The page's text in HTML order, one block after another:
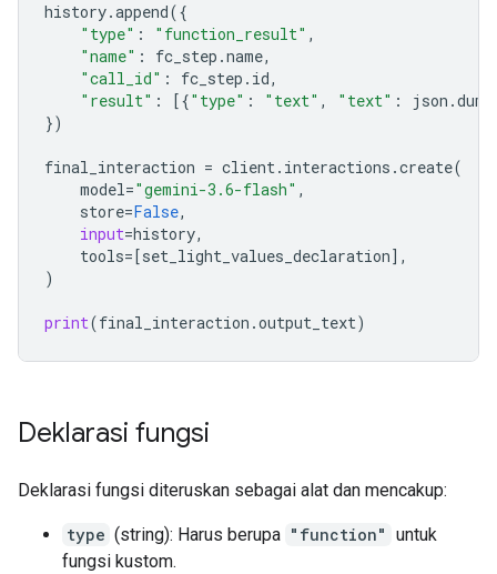
history.append({
"type" : "function_result" ,
"name" : fc_step .name,
"call_id" : fc_step . id,
"result" : [{"type" : "text" , "text" : json .
})
final_interaction = client. interactions .create(
model="gemini-3.6-flash" ,
store=False,
input=history,
tools= [set_light_values_declaration],
)
print(final_interaction .output_text)
Deklarasi fungsi
Deklarasi fungsi diteruskan sebagai alat dan mencakup:
type (string): Harus berupa "function" untuk
fungsi kustom.